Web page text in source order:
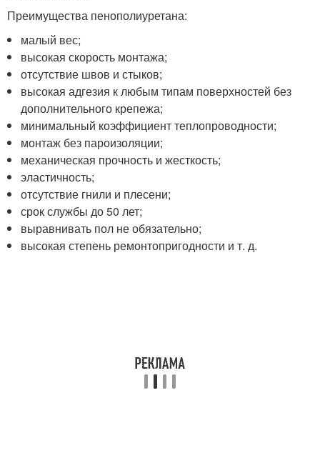
Преимущества пенополиуретана:
малый вес;
высокая скорость монтажа;
отсутствие швов и стыков;
высокая адгезия к любым типам поверхностей без
дополнительного крепежа;
минимальный коэффициент теплопроводности;
монтаж без пароизоляции;
механическая прочность и жесткость;
эластичность;
отсутствие гнили и плесени;
срок службы до 50 лет;
выравнивать пол не обязательно;
высокая степень ремонтопригодности и т. д.